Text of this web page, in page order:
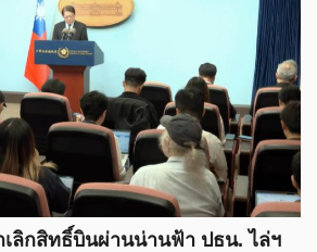
ลิกสิทธิ์บินผ่านน่านฟ้า ปธน. ไล่ฯ